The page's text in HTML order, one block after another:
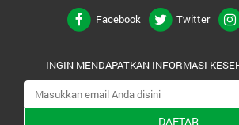
Facebook
Twitter
INGIN MENDAPATKAN INFORMASI
DAFTAR